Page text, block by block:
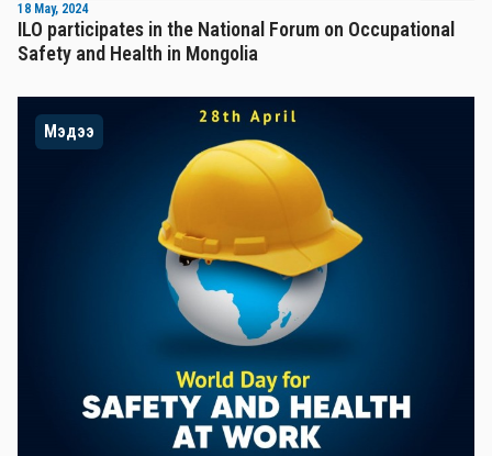
18 May, 2024
ILO participates in the National Forum on Occupational
Safety and Health in Mongolia
Мэдээ